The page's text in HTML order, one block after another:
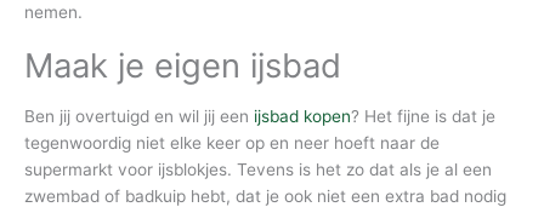
nemen.
Maak je eigen ijsbad
Ben jij overtuigd en wil jij een ijsbad kopen? Het fijne is dat je
tegenwoordig niet elke keer op en neer hoeft naar de
supermarkt voor ijsblokjes. Tevens is het zo dat als je al een
zwembad of badkuip hebt, dat je ook niet een extra bad nodig